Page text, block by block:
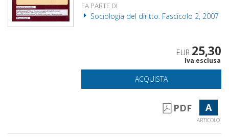
FA PARTE DI
Sociologia del diritto. Fascicolo 2, 2007
EUR 25,30
Iva esclusa
ACQUISTA
PDF A
ARTICOLO